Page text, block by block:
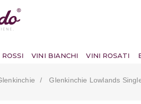
VINI BIANCHI VINI ROSATI
Glenkinchie Lowlands